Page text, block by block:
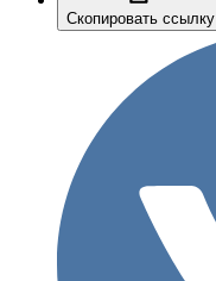
Скопировать ссылку